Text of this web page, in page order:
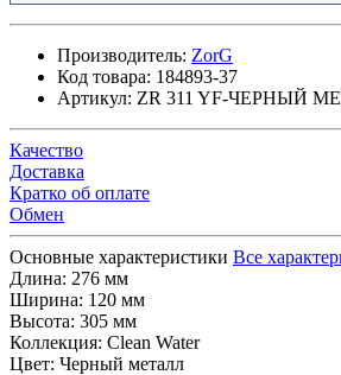
Производитель: ZorG
Код товара: 184893-37
Артикул: ZR 311 YF-ЧЕРНЫЙ
Качество
Доставка
Кратко об оплате
Обмен
Основные характеристики Все
Длина: 276 мм
Ширина: 120 мм
Высота: 305 мм
Коллекция: Clean Water
Цвет: Черный металл